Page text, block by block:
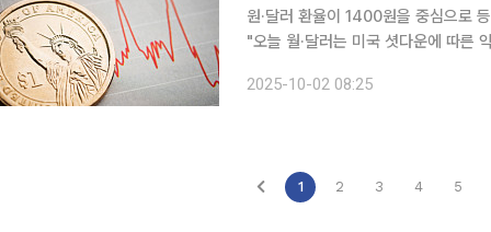
원·달러 환율이 1400원을 중심으로 등락할 것이란 전
"오늘 월·달러는 미국 셧다운에 따른
으려는 경향이 있으므로 거래량이 줄
2025-10-02 08:25
1 2 3 4 5